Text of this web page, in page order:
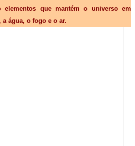
elementos que mantém o universo em
água, o fogo e o ar.